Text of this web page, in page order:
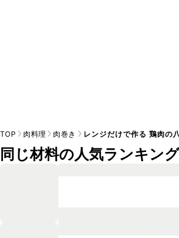
TOP 肉料理 肉巻き レンジだけで作る 鶏肉の
同じ材料の人気ランキング